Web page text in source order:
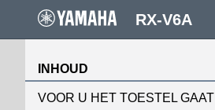
INHOUD
VOOR U HET TOESTEL GAAT
RX-V6A